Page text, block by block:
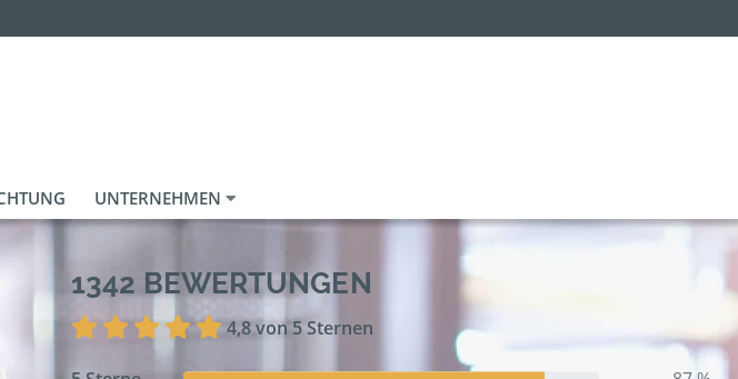
UNTERNEHMEN
1342 BEWERTUNGEN
4,8 von 5 Sternen